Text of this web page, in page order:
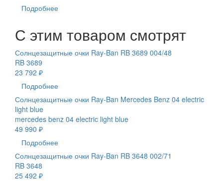
Подробнее
С этим товаром смотрят
Солнцезащитные очки Ray-Ban RB 3689 004/48
RB 3689
23 792 ₽
Подробнее
Солнцезащитные очки Ray-Ban Mercedes Benz 04 electric
light blue
mercedes benz 04 electric light blue
49 990 ₽
Подробнее
Солнцезащитные очки Ray-Ban RB 3648 002/71
RB 3648
25 492 ₽